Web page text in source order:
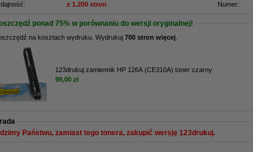
± 1.200 stron Numer:
ponad 75% w porównaniu do wersji oryginalnej!
na kosztach wydruku. Wydrukuj 700 stron więcej
123drukuj zamiennik HP 126A (CE310A) toner czarny
99,00 zł
Państwu, zamiast tego tonera, zakupić wersję 123drukuj.